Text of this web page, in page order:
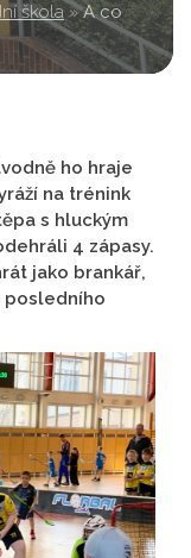
škola » A co
ho hraje
na trénink
s hluckým
4 zápasy.
jako brankář,
posledního